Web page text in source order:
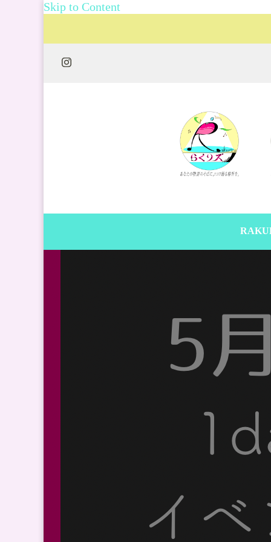
Skip to Content